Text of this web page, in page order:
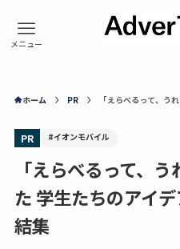
ホーム PR 「えらべるって、う
PR #イオンモバイル
「えらべるって、
た 学生たちのアイ
結集